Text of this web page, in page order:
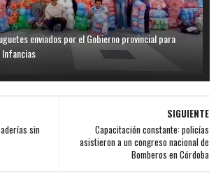
enviados por el Gobierno provincial para
SIGUIENTE
Capacitación constante: policías
asistieron a un congreso nacional de
Bomberos en Córdoba
sin